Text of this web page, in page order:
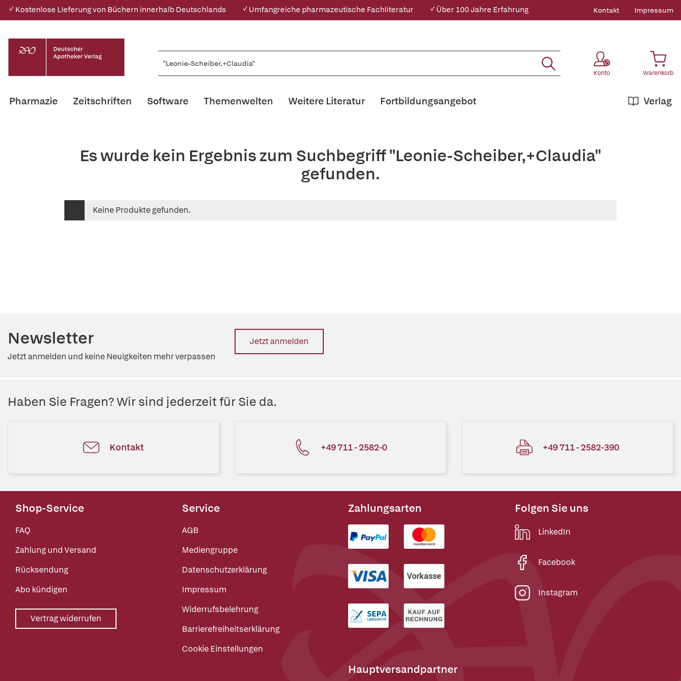
✓ Kostenlose Lieferung von Büchern innerhalb Deutschlands ✓ Umfangreiche pharmazeutische Fachliteratur ✓ Über 100 Jahre Erfahrung Kontakt Impressum
Konto Warenkorb
Pharmazie Zeitschriften Software Themenwelten Weitere Literatur Verlag
Fortbildungsangebot
Es wurde kein Ergebnis zum Suchbegriff "Leonie-Scheiber,+Claudia"
gefunden.
Keine Produkte gefunden.
Newsletter
Jetzt anmelden und keine Neuigkeiten mehr verpassen
Jetzt anmelden
Haben Sie Fragen? Wir sind jederzeit für Sie da.
Kontakt +49 711 - 2582-0 +49 711 - 2582-390
Shop-Service
FAQ
Zahlung und Versand
Rücksendung
Abo kündigen
Vertrag widerrufen
Service
AGB
Mediengruppe
Datenschutzerklärung
Impressum
Widerrufsbelehrung
Barrierefreiheitserklärung
Cookie Einstellungen
Zahlungsarten
Hauptversandpartner
Folgen Sie uns
LinkedIn
Facebook
Instagram